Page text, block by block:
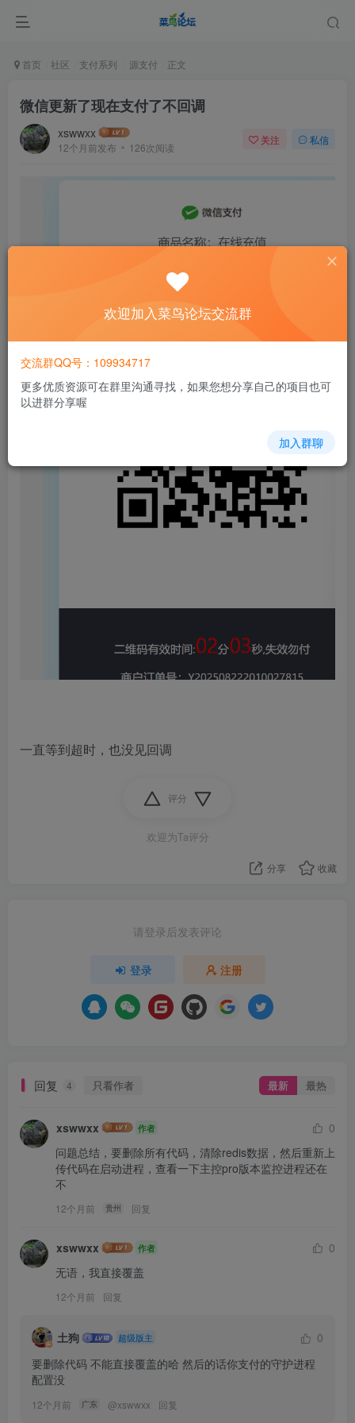
首页 社区 支付系列 源支付 正文
微信更新了现在支付了不回调
xswwxx
12个月前发布 126次阅读
关注 私信
一直等到超时，也没见回调
评分
欢迎为Ta评分
分享 收藏
请登录后发表评论
登录 注册
回复 4 只看作者 最新 最热
xswwxx 作者
0
问题总结，要删除所有代码，清除redis数据，然后重新上
传代码在启动进程，查看一下主控pro版本监控进程还在
不
12个月前 贵州 回复
xswwxx 作者
0
无语，我直接覆盖
12个月前 回复
土狗 超级版主
0
要删除代码 不能直接覆盖的哈 然后的话你支付的守护进程
配置没
12个月前 广东 @xswwxx 回复
欢迎加入菜鸟论坛交流群
交流群QQ号：109934717
更多优质资源可在群里沟通寻找，如果您想分享自己的项目也可
以进群分享喔
加入群聊